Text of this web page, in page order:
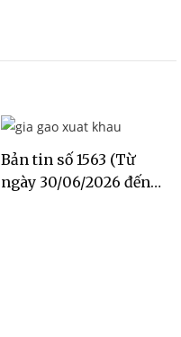
Bản tin số 1563 (Từ
ngày 30/06/2026 đến